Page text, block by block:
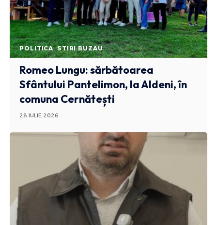
POLITICA STIRI BUZAU
Romeo Lungu: sărbătoarea
Sfântului Pantelimon, la Aldeni, în
comuna Cernătești
28 IULIE 2026